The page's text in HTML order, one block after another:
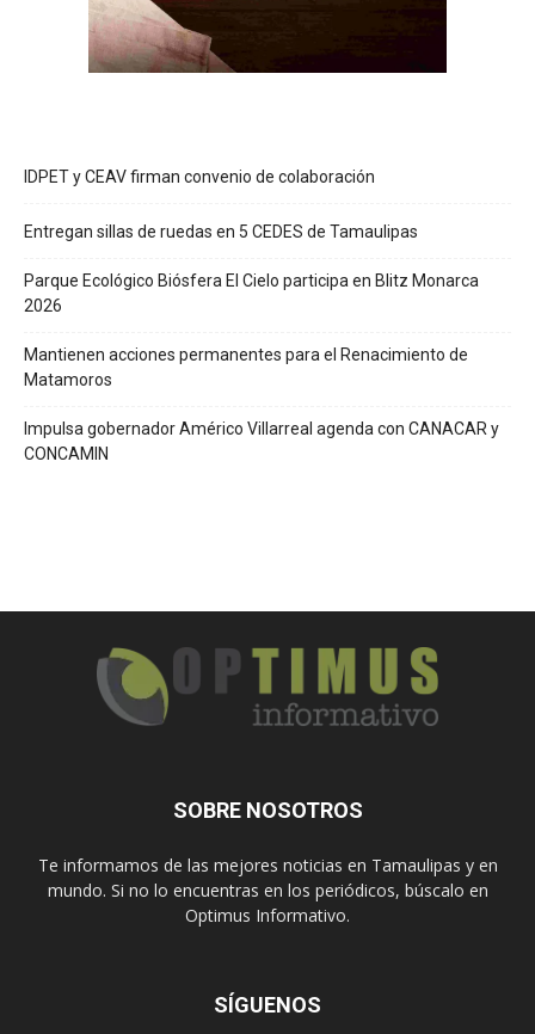
IDPET y CEAV firman convenio de colaboración
Entregan sillas de ruedas en 5 CEDES de Tamaulipas
Parque Ecológico Biósfera El Cielo participa en Blitz Monarca
2026
Mantienen acciones permanentes para el Renacimiento de
Matamoros
Impulsa gobernador Américo Villarreal agenda con CANACAR y
CONCAMIN
SOBRE NOSOTROS
Te informamos de las mejores noticias en Tamaulipas y en
mundo. Si no lo encuentras en los periódicos, búscalo en
Optimus Informativo.
SÍGUENOS